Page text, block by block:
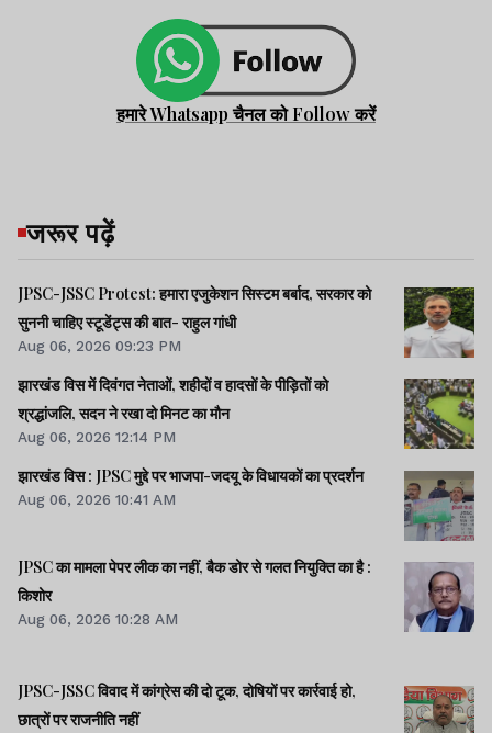
हमारे Whatsapp चैनल को Follow करें
जरूर पढ़ें
JPSC-JSSC Protest: हमारा एजुकेशन सिस्टम बर्बाद, सरकार को
सुननी चाहिए स्टूडेंट्स की बात- राहुल गांधी
Aug 06, 2026 09:23 PM
झारखंड विस में दिवंगत नेताओं, शहीदों व हादसों के पीड़ितों को
श्रद्धांजलि, सदन ने रखा दो मिनट का मौन
Aug 06, 2026 12:14 PM
झारखंड विस : JPSC मुद्दे पर भाजपा-जदयू के विधायकों का प्रदर्शन
Aug 06, 2026 10:41 AM
JPSC का मामला पेपर लीक का नहीं, बैक डोर से गलत नियुक्ति का है :
किशोर
Aug 06, 2026 10:28 AM
JPSC-JSSC विवाद में कांग्रेस की दो टूक, दोषियों पर कार्रवाई हो,
छात्रों पर राजनीति नहीं